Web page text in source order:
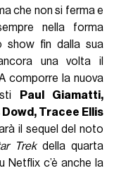
che non si ferma e
nella forma
show fin dalla sua
una volta il
comporre la nuova
Paul Giamatti,
Dowd, Tracee Ellis
il sequel del noto
Trekdella quarta
Netflix c’è anche la